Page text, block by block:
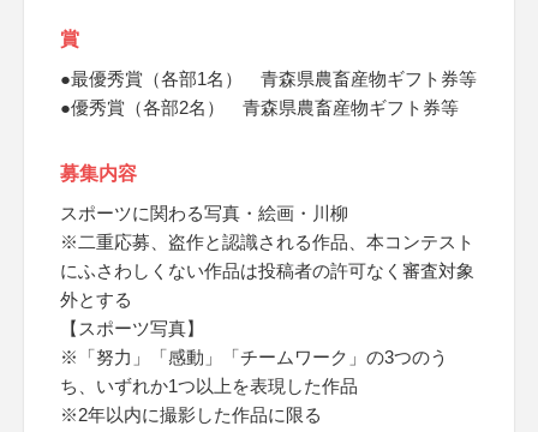
賞
●最優秀賞（各部1名） 青森県農畜産物ギフト券等
●優秀賞（各部2名） 青森県農畜産物ギフト券等
募集内容
スポーツに関わる写真・絵画・川柳
※二重応募、盗作と認識される作品、本コンテスト
にふさわしくない作品は投稿者の許可なく審査対象
外とする
【スポーツ写真】
※「努力」「感動」「チームワーク」の3つのう
ち、いずれか1つ以上を表現した作品
※2年以内に撮影した作品に限る